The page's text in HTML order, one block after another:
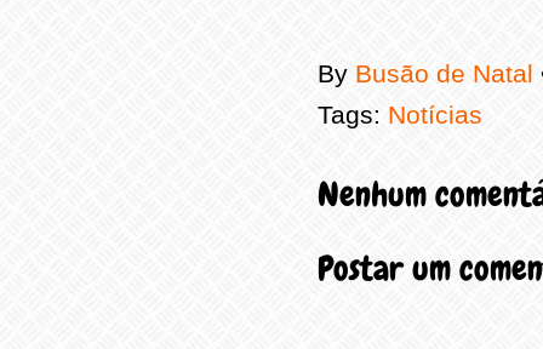
By Busão de Natal
Tags: Notícias
Nenhum
Postar um